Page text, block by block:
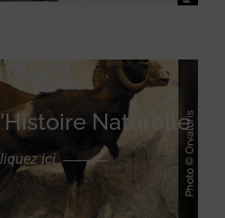
Naturelle
ici